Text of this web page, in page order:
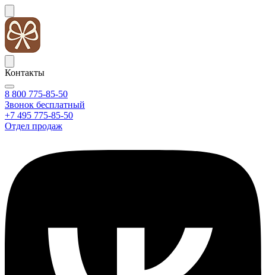
Контакты
8 800 775-85-50
Звонок бесплатный
+7 495 775-85-50
Отдел продаж